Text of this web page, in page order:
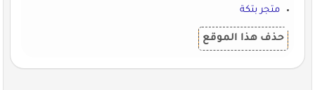
متجر بتكة
حذف هذا الموقع